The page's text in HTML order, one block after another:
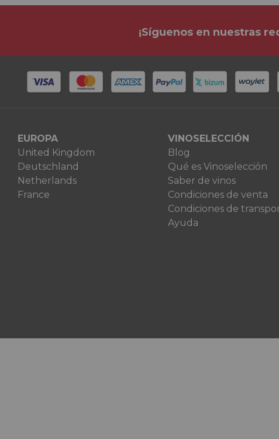
¡Síguenos en nuestras
EUROPA
United Kingdom
Deutschland
Netherlands
France
VINOSELECCIÓN
Blog
Qué es Vinoselección
Saber de vinos
Condiciones de venta
Condiciones de
Ayuda